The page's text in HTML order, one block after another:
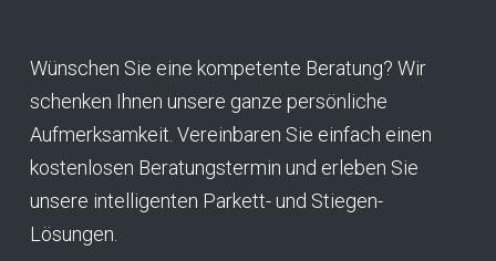
Wünschen Sie eine kompetente Beratung? Wir
schenken Ihnen unsere ganze persönliche
Aufmerksamkeit. Vereinbaren Sie einfach einen
kostenlosen Beratungstermin und erleben Sie
unsere intelligenten Parkett- und Stiegen-
Lösungen.